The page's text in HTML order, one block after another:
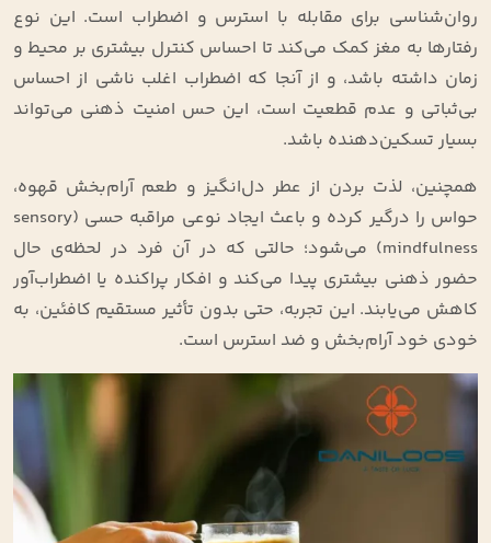
روان‌شناسی برای مقابله با استرس و اضطراب است. این نوع
رفتارها به مغز کمک می‌کند تا احساس کنترل بیشتری بر محیط و
زمان داشته باشد، و از آنجا که اضطراب اغلب ناشی از احساس
بی‌ثباتی و عدم قطعیت است، این حس امنیت ذهنی می‌تواند
بسیار تسکین‌دهنده باشد.
همچنین، لذت بردن از عطر دل‌انگیز و طعم آرام‌بخش قهوه،
حواس را درگیر کرده و باعث ایجاد نوعی مراقبه حسی (sensory
mindfulness) می‌شود؛ حالتی که در آن فرد در لحظه‌ی حال
حضور ذهنی بیشتری پیدا می‌کند و افکار پراکنده یا اضطراب‌آور
کاهش می‌یابند. این تجربه، حتی بدون تأثیر مستقیم کافئین، به
خودی خود آرام‌بخش و ضد استرس است.